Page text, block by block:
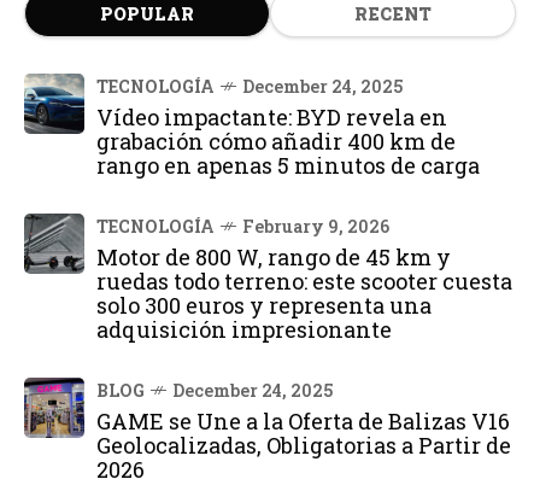
POPULAR RECENT
TECNOLOGÍA December 24, 2025
Vídeo impactante: BYD revela en
grabación cómo añadir 400 km de
rango en apenas 5 minutos de carga
TECNOLOGÍA February 9, 2026
Motor de 800 W, rango de 45 km y
ruedas todo terreno: este scooter cuesta
solo 300 euros y representa una
adquisición impresionante
BLOG December 24, 2025
GAME se Une a la Oferta de Balizas V16
Geolocalizadas, Obligatorias a Partir de
2026